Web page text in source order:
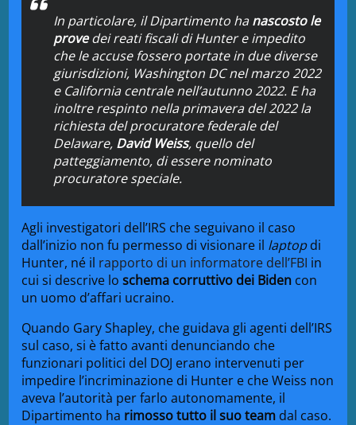
In particolare, il Dipartimento hanascosto le
provedei reati fiscali di Hunter e impedito
che le accuse fossero portate in due diverse
giurisdizioni, Washington DC nel marzo 2022
e California centrale nell’autunno 2022. E ha
inoltre respinto nella primavera del 2022 la
richiesta del procuratore federale del
Delaware, David Weiss, quello del
patteggiamento, di essere nominato
procuratore speciale.
Agli investigatori dell’IRS che seguivano il caso
dall’inizio non fu permesso di visionare il laptopdi
Hunter, né il rapporto di un informatore dell’FBI in
cui si descrive loschema corruttivo dei Biden con
un uomo d’affari ucraino.
Quando Gary Shapley, che guidava gli agenti dell’IRS
sul caso, si è fatto avanti denunciando che
funzionari politici del DOJ erano intervenuti per
impedire l’incriminazione di Hunter e che Weiss non
aveva l’autorità per farlo autonomamente, il
Dipartimento ha rimosso tutto il suo team dal caso.